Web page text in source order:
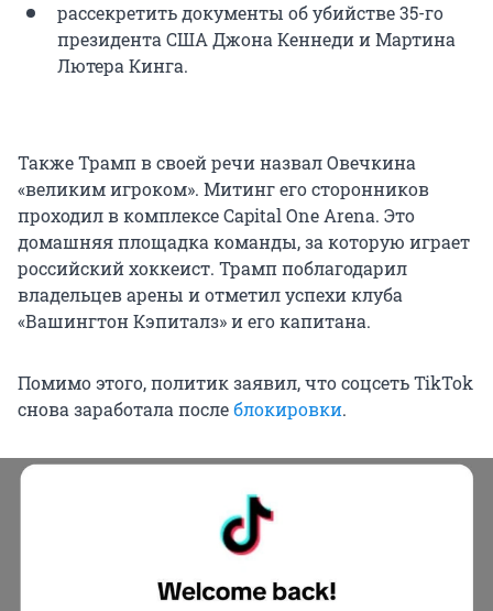
рассекретить документы об убийстве 35-го
президента США Джона Кеннеди и Мартина
Лютера Кинга.
Также Трамп в своей речи назвал Овечкина
«великим игроком». Митинг его сторонников
проходил в комплексе Capital One Arena. Это
домашняя площадка команды, за которую играет
российский хоккеист. Трамп поблагодарил
владельцев арены и отметил успехи клуба
«Вашингтон Кэпиталз» и его капитана.
Помимо этого, политик заявил, что соцсеть TikTok
снова заработала послеблокировки.